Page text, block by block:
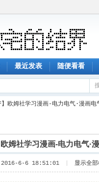
最近发表 随便看看
】欧姆社学习漫画-电力电气·漫
欧姆社学习漫画-电力电气
2016-6-6 18:51:01 显示全